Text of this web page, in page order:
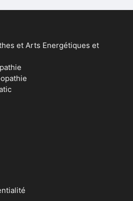
et Arts Energétiques et